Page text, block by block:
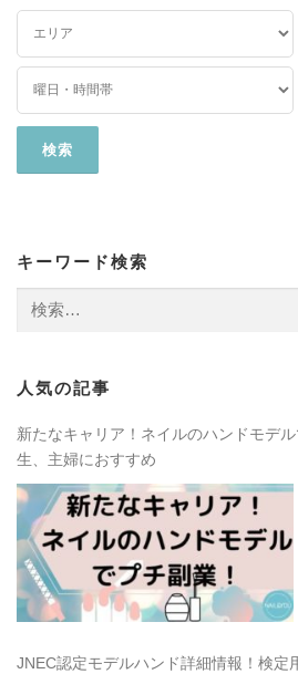
キーワード検索
人気の記事
新たなキャリア！ネイルのハンドモデ
生、主婦におすすめ
JNEC認定モデルハンド詳細情報！検定